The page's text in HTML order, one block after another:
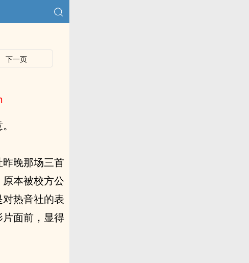
下一页
晚那场三首
本被校方公
热音社的表
面前，显得